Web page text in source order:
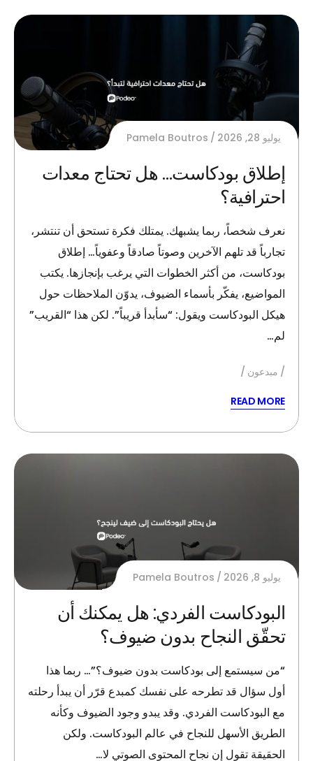
يوليو 28, 2026 Pamela Boutros
إطلاق بودكاست… هل تحتاج معدات
احترافية؟
نعرف شخصاً، ربما يشبهك. يمتلك فكرة تستحق أن تنتشر،
تجارباً قد تلهم الآخرين وصوتاً صادقاً وعفوياً… إطلاق
بودكاست، من أكثر الخطوات التي يرغب بإنجازها. يكتب
المواضيع، يفكّر بأسماء الضيوف، يدوّن الملاحظات حول
هيكل البودكاست ويقول: “سأبدأ قريباً”. لكن هذا “القريب”
لم…
مبدعون
READ MORE
يوليو 8, 2026 Pamela Boutros
البودكاست الفردي: هل يمكنك أن
تحقّق النجاح بدون ضيوف؟
“من سيستمع إلى بودكاست بدون ضيوف؟”… ربما هذا
أول سؤال قد تطرحه على نفسك كمبدع قرّر أن يبدأ رحلته
مع البودكاست الفردي. وقد يبدو وجود الضيوف وكأنه
الطريق الأسهل للنجاح في عالم البودكاست. ولكن
الحقيقة تقول إن نجاح المحتوى الصوتي لا…